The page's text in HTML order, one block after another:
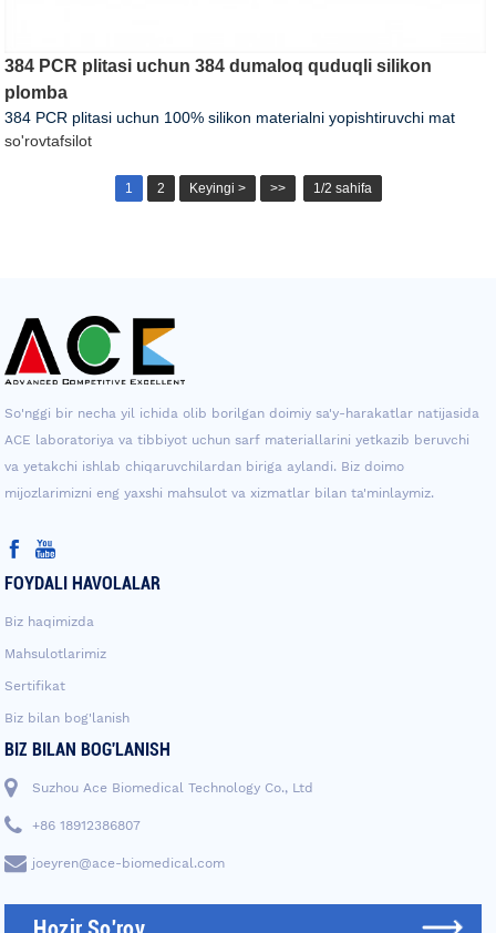
384 PCR plitasi uchun 384 dumaloq quduqli silikon
plomba
384 PCR plitasi uchun 100% silikon materialni yopishtiruvchi mat
so'rovtafsilot
1 2 Keyingi > >> 1/2 sahifa
So'nggi bir necha yil ichida olib borilgan doimiy sa'y-harakatlar natijasida
ACE laboratoriya va tibbiyot uchun sarf materiallarini yetkazib beruvchi
va yetakchi ishlab chiqaruvchilardan biriga aylandi. Biz doimo
mijozlarimizni eng yaxshi mahsulot va xizmatlar bilan ta'minlaymiz.
FOYDALI HAVOLALAR
Biz haqimizda
Mahsulotlarimiz
Sertifikat
Biz bilan bog'lanish
BIZ BILAN BOG'LANISH
Suzhou Ace Biomedical Technology Co., Ltd
+86 18912386807
joeyren@ace-biomedical.com